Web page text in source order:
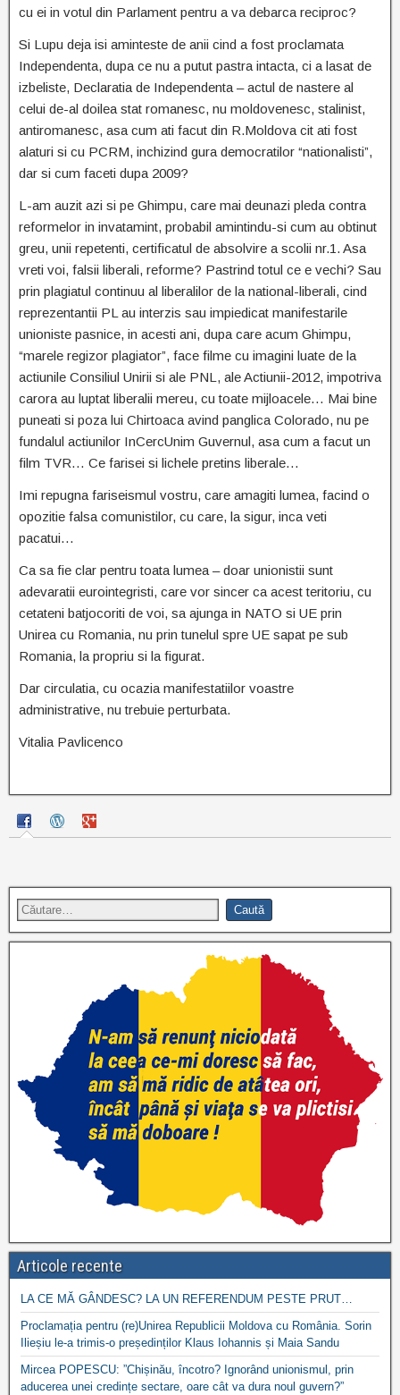
cu ei in votul din Parlament pentru a va debarca reciproc?
Si Lupu deja isi aminteste de anii cind a fost proclamata
Independenta, dupa ce nu a putut pastra intacta, ci a lasat de
izbeliste, Declaratia de Independenta – actul de nastere al
celui de-al doilea stat romanesc, nu moldovenesc, stalinist,
antiromanesc, asa cum ati facut din R.Moldova cit ati fost
alaturi si cu PCRM, inchizind gura democratilor “nationalisti”,
dar si cum faceti dupa 2009?
L-am auzit azi si pe Ghimpu, care mai deunazi pleda contra
reformelor in invatamint, probabil amintindu-si cum au obtinut
greu, unii repetenti, certificatul de absolvire a scolii nr.1. Asa
vreti voi, falsii liberali, reforme? Pastrind totul ce e vechi? Sau
prin plagiatul continuu al liberalilor de la national-liberali, cind
reprezentantii PL au interzis sau impiedicat manifestarile
unioniste pasnice, in acesti ani, dupa care acum Ghimpu,
“marele regizor plagiator”, face filme cu imagini luate de la
actiunile Consiliul Unirii si ale PNL, ale Actiunii-2012, impotriva
carora au luptat liberalii mereu, cu toate mijloacele… Mai bine
puneati si poza lui Chirtoaca avind panglica Colorado, nu pe
fundalul actiunilor InCercUnim Guvernul, asa cum a facut un
film TVR… Ce farisei si lichele pretins liberale…
Imi repugna fariseismul vostru, care amagiti lumea, facind o
opozitie falsa comunistilor, cu care, la sigur, inca veti
pacatui…
Ca sa fie clar pentru toata lumea – doar unionistii sunt
adevaratii eurointegristi, care vor sincer ca acest teritoriu, cu
cetateni batjocoriti de voi, sa ajunga in NATO si UE prin
Unirea cu Romania, nu prin tunelul spre UE sapat pe sub
Romania, la propriu si la figurat.
Dar circulatia, cu ocazia manifestatiilor voastre
administrative, nu trebuie perturbata.
Vitalia Pavlicenco
Articole recente
LA CE MĂ GÂNDESC? LA UN REFERENDUM PESTE PRUT…
Proclamația pentru (re)Unirea Republicii Moldova cu România. Sorin
Ilieșiu le-a trimis-o președinților Klaus Iohannis și Maia Sandu
Mircea POPESCU: ”Chișinău, încotro? Ignorând unionismul, prin
aducerea unei credințe sectare, oare cât va dura noul guvern?”